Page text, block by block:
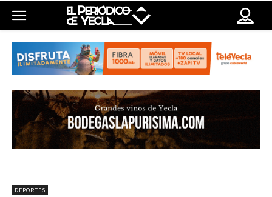
DEPORTES